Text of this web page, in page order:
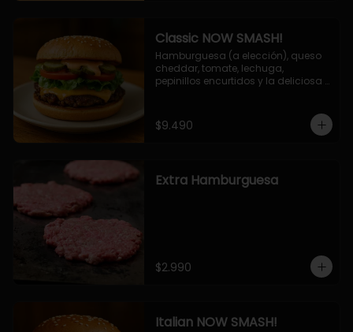
Classic NOW SMASH!
Hamburguesa (a elección), queso
cheddar, tomate, lechuga,
pepinillos encurtidos y la deliciosa
$9.490
Extra Hamburguesa
$2.990
Italian NOW SMASH!